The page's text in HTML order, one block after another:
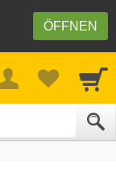
ÖFFNEN